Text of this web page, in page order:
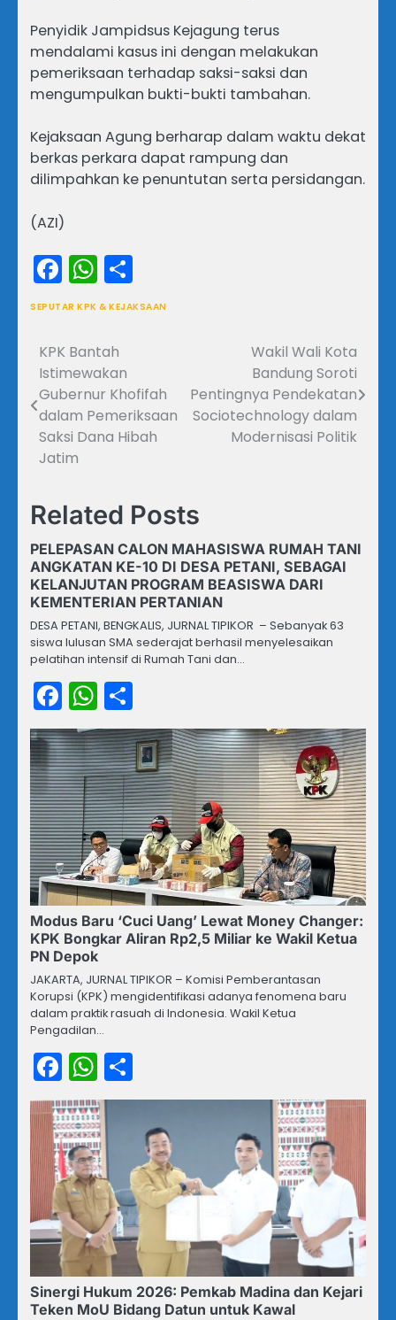
Penyidik Jampidsus Kejagung terus
mendalami kasus ini dengan melakukan
pemeriksaan terhadap saksi-saksi dan
mengumpulkan bukti-bukti tambahan.
Kejaksaan Agung berharap dalam waktu dekat
berkas perkara dapat rampung dan
dilimpahkan ke penuntutan serta persidangan.
(AZI)
Facebook
WhatsApp
SEPUTAR KPK & KEJAKSAAN
Navigasi
pos
KPK Bantah
Istimewakan
Gubernur Khofifah
dalam Pemeriksaan
Saksi Dana Hibah
Jatim
Wakil Wali Kota
Bandung Soroti
Pentingnya Pendekatan
Sociotechnology dalam
Modernisasi Politik
Related Posts
PELEPASAN CALON MAHASISWA RUMAH TANI
ANGKATAN KE-10 DI DESA PETANI, SEBAGAI
KELANJUTAN PROGRAM BEASISWA DARI
KEMENTERIAN PERTANIAN
DESA PETANI, BENGKALIS, JURNAL TIPIKOR – Sebanyak 63
siswa lulusan SMA sederajat berhasil menyelesaikan
pelatihan intensif di Rumah Tani dan…
Facebook
WhatsApp
Modus Baru ‘Cuci Uang’ Lewat Money Changer:
KPK Bongkar Aliran Rp2,5 Miliar ke Wakil Ketua
PN Depok
JAKARTA, JURNAL TIPIKOR – Komisi Pemberantasan
Korupsi (KPK) mengidentifikasi adanya fenomena baru
dalam praktik rasuah di Indonesia. Wakil Ketua
Pengadilan…
Facebook
WhatsApp
Sinergi Hukum 2026: Pemkab Madina dan Kejari
Teken MoU Bidang Datun untuk Kawal